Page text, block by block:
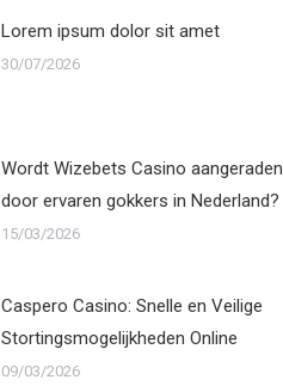
Lorem ipsum dolor sit amet
30/07/2026
Wordt Wizebets Casino aangeraden
door ervaren gokkers in Nederland?
15/03/2026
Caspero Casino: Snelle en Veilige
Stortingsmogelijkheden Online
09/03/2026